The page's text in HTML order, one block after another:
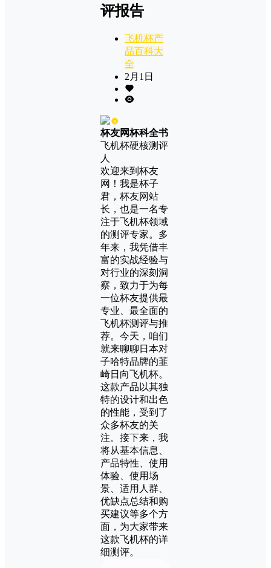
评报告
飞机杯产
品百科大
全
2月1日
杯友网杯科全书
飞机杯硬核测评
人
欢迎来到杯友
网！我是杯子
君，杯友网站
长，也是一名专
注于飞机杯领域
的测评专家。多
年来，我凭借丰
富的实战经验与
对行业的深刻洞
察，致力于为每
一位杯友提供最
专业、最全面的
飞机杯测评与推
荐。今天，咱们
就来聊聊日本对
子哈特品牌的韮
崎日向飞机杯。
这款产品以其独
特的设计和出色
的性能，受到了
众多杯友的关
注。接下来，我
将从基本信息、
产品特性、使用
体验、使用场
景、适用人群、
优缺点总结和购
买建议等多个方
面，为大家带来
这款飞机杯的详
细测评。